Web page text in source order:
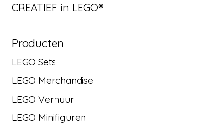
CREATIEF in LEGO®
Producten
LEGO Sets
LEGO Merchandise
LEGO Verhuur
LEGO Minifiguren